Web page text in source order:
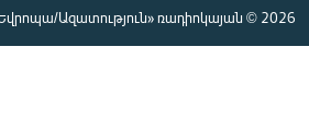
Ազատություն» ռադիոկայան © 2026